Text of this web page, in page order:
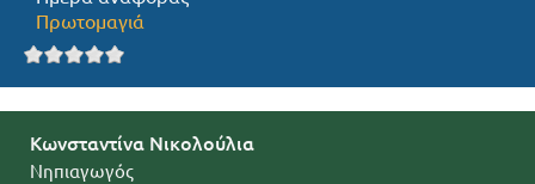
Πρωτομαγιά
Κωνσταντίνα Νικολούλια
Νηπιαγωγός